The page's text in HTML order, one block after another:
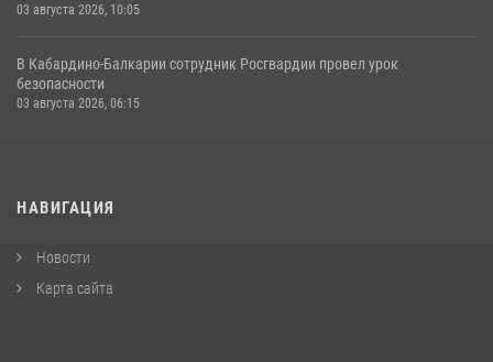
03 августа 2026, 10:05
В Кабардино‑Балкарии сотрудник Росгвардии провел урок
безопасности
03 августа 2026, 06:15
НАВИГАЦИЯ
Новости
Карта сайта